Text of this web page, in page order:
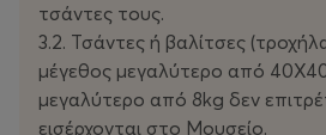
τσάντες τους.
3.2. Τσάντες ή βαλίτσες
μέγεθος μεγαλύτερο από
μεγαλύτερο από 8kg δεν
εισέρχονται στο Μουσείο.